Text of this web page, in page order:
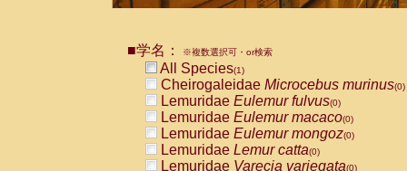
■学名： ※複数選択可・or検索
All Species(1)
Cheirogaleidae Microcebus murinus(0)
Lemuridae Eulemur fulvus(0)
Lemuridae Eulemur macaco(0)
Lemuridae Eulemur mongoz(0)
Lemuridae Lemur catta(0)
Lemuridae Varecia variegata(0)